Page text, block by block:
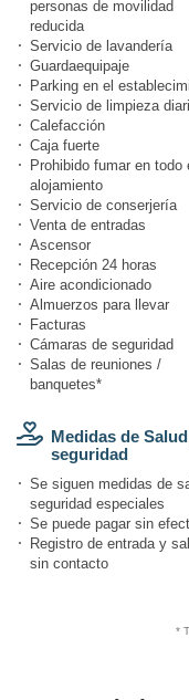
personas de movilidad
reducida
Servicio de lavandería
Guardaequipaje
Parking en el
Servicio de limpieza
Calefacción
Caja fuerte
Prohibido fumar en todo
alojamiento
Servicio de conserjería
Venta de entradas
Ascensor
Recepción 24 horas
Aire acondicionado
Almuerzos para llevar
Facturas
Cámaras de seguridad
Salas de reuniones /
banquetes*
Medidas de
seguridad
Se siguen medidas de
seguridad especiales
Se puede pagar sin
Registro de entrada y
sin contacto
*